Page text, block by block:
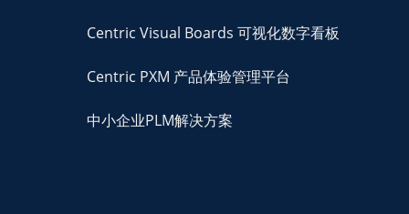
Centric Visual Boards 可视化数字看板
Centric PXM 产品体验管理平台
中小企业PLM解决方案